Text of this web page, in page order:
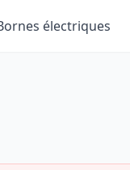
électriques